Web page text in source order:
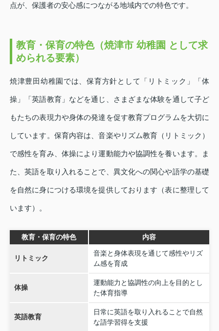
点が、保護者の安心感につながる地域内での特色です。
教育・保育の特色（焼津市 幼稚園 として求
められる要素）
焼津豊田幼稚園では、保育方針として「リトミック」「体
操」「英語教育」などを通じ、さまざまな体験を通して子ど
もたちの表現力や身体の発達を促す教育プログラムを大切に
しています。保育内容は、音楽やリズム教育（リトミック）
で感性を育み、体操により運動能力や協調性を養います。ま
た、英語を取り入れることで、異文化への関心や語学の基礎
を自然に身につける環境を提供しております（表に整理して
います）。
教育・保育の特色 内容
リトミック
音楽と身体表現を通じて感性やリズ
ム感を育成
体操
運動能力と協調性の向上を目的とし
た体育指導
英語教育
日常に英語を取り入れることで自然
な語学習得を支援